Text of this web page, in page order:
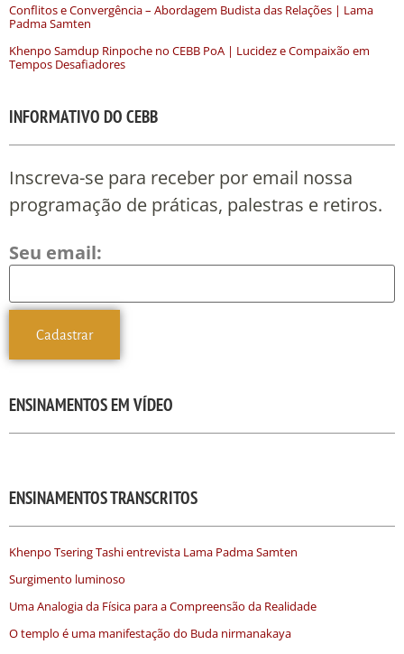
Conflitos e Convergência – Abordagem Budista das Relações | Lama
Padma Samten
Khenpo Samdup Rinpoche no CEBB PoA | Lucidez e Compaixão em
Tempos Desafiadores
INFORMATIVO DO CEBB
Inscreva-se para receber por email nossa
programação de práticas, palestras e retiros.
Seu email:
ENSINAMENTOS EM VÍDEO
ENSINAMENTOS TRANSCRITOS
Khenpo Tsering Tashi entrevista Lama Padma Samten
Surgimento luminoso
Uma Analogia da Física para a Compreensão da Realidade
O templo é uma manifestação do Buda nirmanakaya